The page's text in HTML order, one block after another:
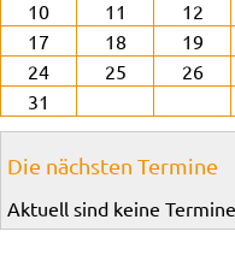
10
11 12
17
18 19
24
25 26
31
Die nächsten Termine
Aktuell sind keine